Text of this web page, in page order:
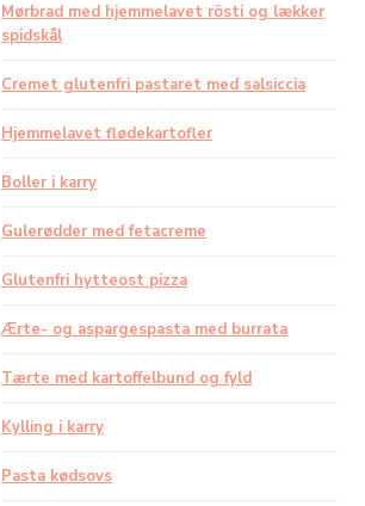
Mørbrad med hjemmelavet rösti og lækker
spidskål
Cremet glutenfri pastaret med salsiccia
Hjemmelavet flødekartofler
Boller i karry
Gulerødder med fetacreme
Glutenfri hytteost pizza
Ærte- og aspargespasta med burrata
Tærte med kartoffelbund og fyld
Kylling i karry
Pasta kødsovs